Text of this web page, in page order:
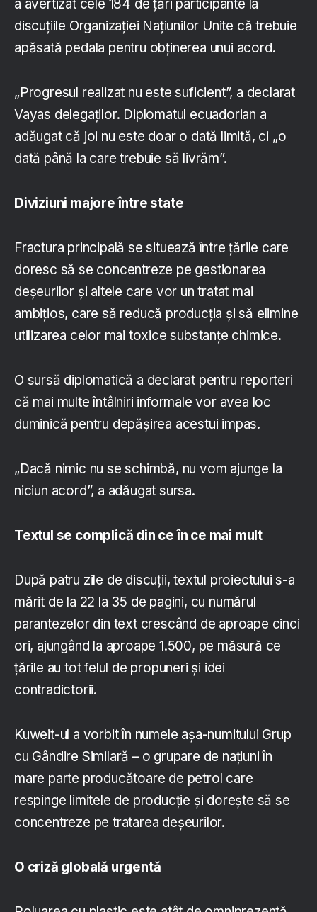
a avertizat cele 184 de țări participante la
discuțiile Organizației Națiunilor Unite că trebuie
apăsată pedala pentru obținerea unui acord.
„Progresul realizat nu este suficient”, a declarat
Vayas delegaților. Diplomatul ecuadorian a
adăugat că joi nu este doar o dată limită, ci „o
dată până la care trebuie să livrăm”.
Diviziuni majore între state
Fractura principală se situează între țările care
doresc să se concentreze pe gestionarea
deșeurilor și altele care vor un tratat mai
ambițios, care să reducă producția și să elimine
utilizarea celor mai toxice substanțe chimice.
O sursă diplomatică a declarat pentru reporteri
că mai multe întâlniri informale vor avea loc
duminică pentru depășirea acestui impas.
„Dacă nimic nu se schimbă, nu vom ajunge la
niciun acord”, a adăugat sursa.
Textul se complică din ce în ce mai mult
După patru zile de discuții, textul proiectului s-a
mărit de la 22 la 35 de pagini, cu numărul
parantezelor din text crescând de aproape cinci
ori, ajungând la aproape 1.500, pe măsură ce
țările au tot felul de propuneri și idei
contradictorii.
Kuweit-ul a vorbit în numele așa-numitului Grup
cu Gândire Similară – o grupare de națiuni în
mare parte producătoare de petrol care
respinge limitele de producție și dorește să se
concentreze pe tratarea deșeurilor.
O criză globală urgentă